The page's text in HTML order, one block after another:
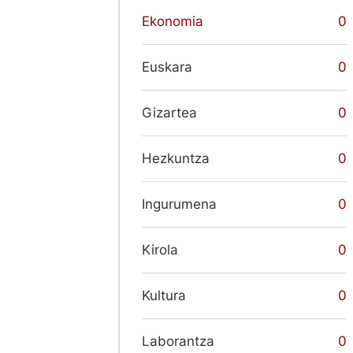
Ekonomia 0
Euskara 0
Gizartea 0
Hezkuntza 0
Ingurumena 0
Kirola 0
Kultura 0
Laborantza 0